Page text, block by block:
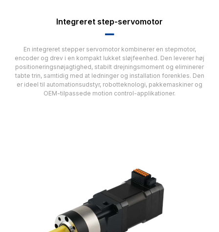
Integreret step-servomotor
▂▂
En integreret stepper servomotor kombinerer en stepmotor,
encoder og drev i en kompakt lukket sløjfeenhed. Den leverer høj
positioneringsnøjagtighed, stabilt drejningsmoment og eliminerer
tabte trin, samtidig med at ledninger og installation forenkles. Den
er ideel til automationsudstyr, robotteknologi, pakkemaskiner og
OEM-tilpassede motion control-applikationer.